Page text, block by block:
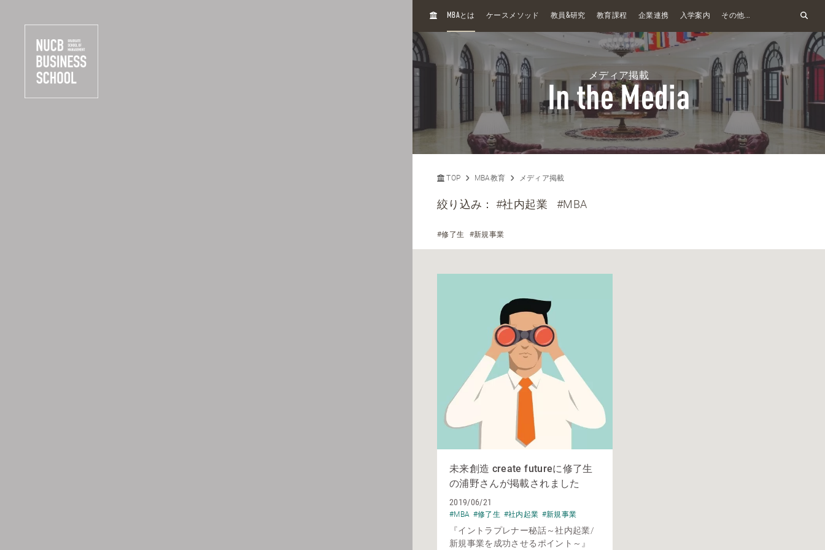
H
MBAとは ケースメソッド 教員&研究 教育課程 企業連携 入学案内 その他...
メディア掲載
In the Media
TOP MBA教育 メディア掲載
絞り込み：#社内起業 #MBA
#修了生 #新規事業
未来創造 create futureに修了生
の浦野さんが掲載されました
2019/06/21
#MBA #修了生 #社内起業 #新規事業
『イントラプレナー秘話～社内起業/
新規事業を成功させるポイント～』